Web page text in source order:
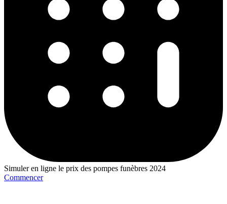
Simuler en ligne le prix des pompes funèbres 2024
Commencer